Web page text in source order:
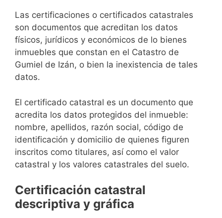
Las certificaciones o certificados catastrales
son documentos que acreditan los datos
físicos, jurídicos y económicos de lo bienes
inmuebles que constan en el Catastro de
Gumiel de Izán, o bien la inexistencia de tales
datos.
El certificado catastral es un documento que
acredita los datos protegidos del inmueble:
nombre, apellidos, razón social, código de
identificación y domicilio de quienes figuren
inscritos como titulares, así como el valor
catastral y los valores catastrales del suelo.
Certificación catastral
descriptiva y gráfica